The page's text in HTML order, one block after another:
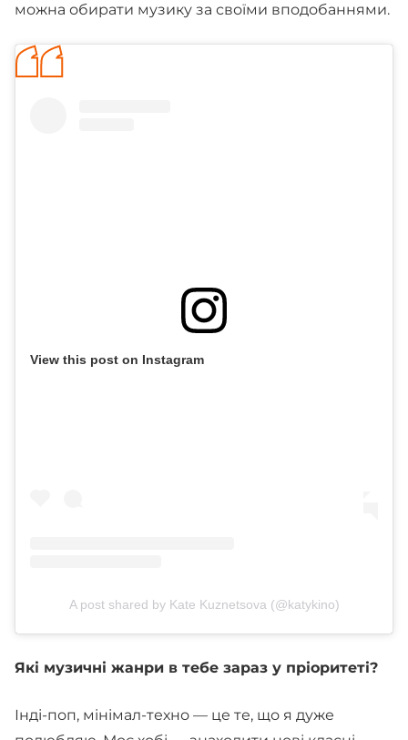
можна обирати музику за своїми вподобаннями.
View this post on Instagram
A post shared by Kate Kuznetsova (@katykino)
Які музичні жанри в тебе зараз у пріоритеті?
Інді-поп, мінімал-техно — це те, що я дуже